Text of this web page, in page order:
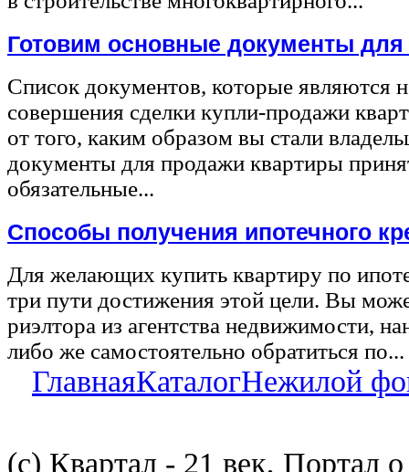
Готовим основные документы
Список документов, которые являются
совершения сделки купли-продажи
от того, каким образом вы стали
документы для продажи квартиры
обязательные...
Способы получения ипотечного
Для желающих купить квартиру по
три пути достижения этой цели. Вы
риэлтора из агентства недвижимости,
либо же самостоятельно обратиться по...
ГлавнаяКаталогНежилой
(с) Квартал - 21 век, Портал